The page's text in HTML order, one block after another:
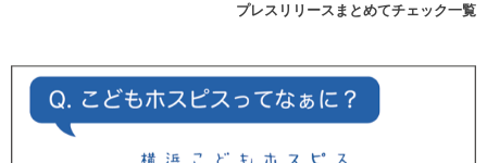
プレスリリースまとめてチェック一覧